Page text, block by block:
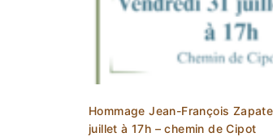
Hommage Jean-François
juillet à 17h – chemin de Cipot